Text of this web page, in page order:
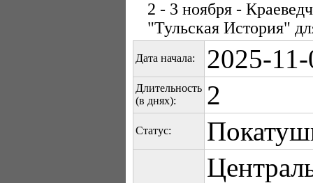
2 - 3 ноября -
"Тульская История"
Дата начала: 2025-
Длительность
(в днях):
2
Статус: